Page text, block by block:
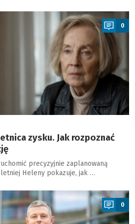
0
zysku. Jak rozpoznać
precyzyjnie zaplanowaną
Heleny pokazuje, jak …
0